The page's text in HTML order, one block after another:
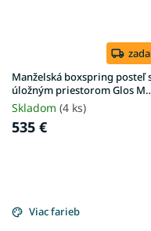
Manželská boxspring posteľ
úložným priestorom Glos M
160x200 - sivá
Skladom (4 ks)
535 €
Viac farieb